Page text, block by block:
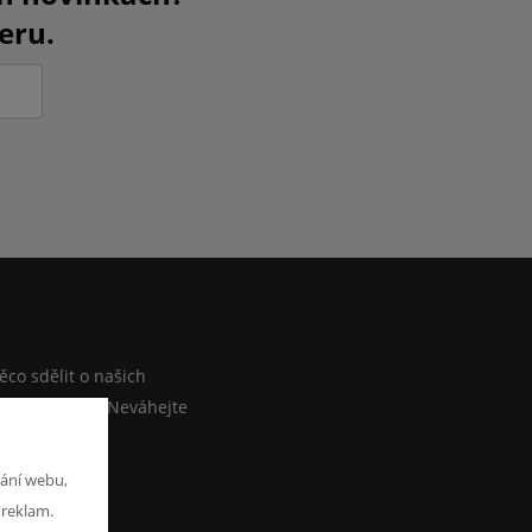
sdělit o našich
e-shopu? Neváhejte
zprávu
webu,